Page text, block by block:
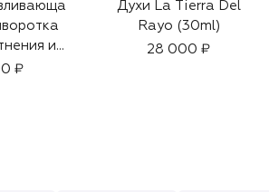
и
с
₽
Духи La Tierra Del
Rayo (30ml)
28 000 ₽